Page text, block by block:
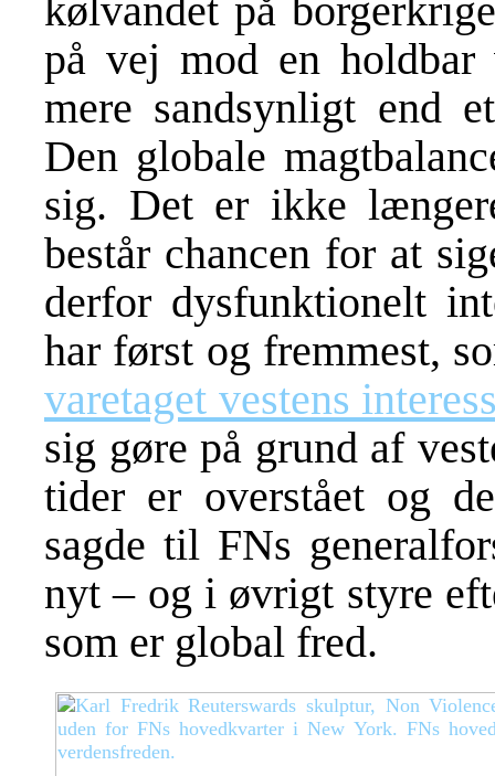
kølvandet på
på vej mod en holdbar
mere sandsynligt end
Den globale
sig. Det er ikke
består chancen for at
derfor dysfunktionelt
har først og fremmest,
varetaget vestens
sig gøre på grund af
tider er overstået og
sagde til FNs
nyt – og i øvrigt styre
som er global fred.